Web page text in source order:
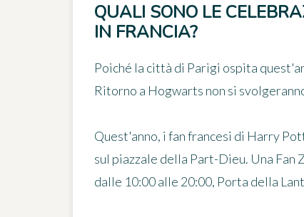
QUALI SONO LE
IN FRANCIA?
Poiché la città di Parigi ospita
Ritorno a Hogwarts non si
Quest'anno, i fan francesi di Harry
sul piazzale della Part-Dieu. Una
dalle 10:00 alle 20:00, Porta della